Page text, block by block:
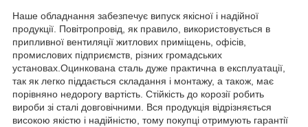
Наше обладнання забезпечує випуск якісної і надійної
продукції. Повітропровід, як правило, використовується в
припливної вентиляції житлових приміщень, офісів,
промислових підприємств, різних громадських
установах.Оцинкована сталь дуже практична в експлуатації,
так як легко піддається складання і монтажу, а також, має
порівняно недорогу вартість. Стійкість до корозії робить
вироби зі сталі довговічними. Вся продукція відрізняється
високою якістю і надійністю, тому покупці отримують гарантії